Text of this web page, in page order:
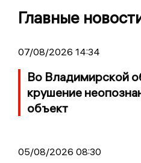
Главные
07/08/2026 14:34
Во Владимирской
крушение
объект
05/08/2026 08:30